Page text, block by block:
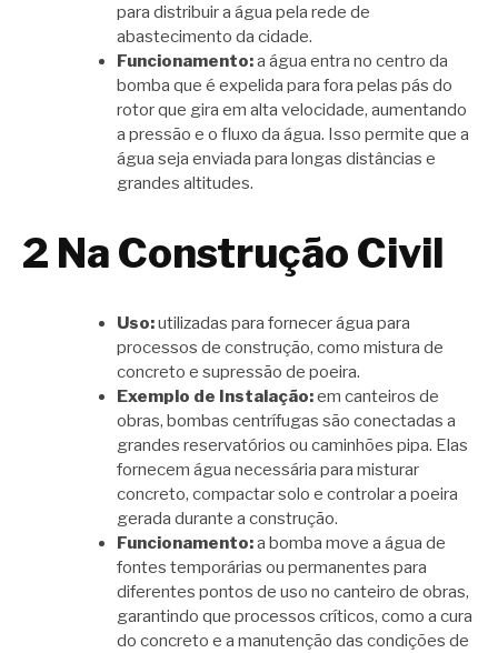
para distribuir a água pela rede de
abastecimento da cidade.
Funcionamento:a água entra no centro da
bomba que é expelida para fora pelas pás do
rotor que gira em alta velocidade, aumentando
a pressão e o fluxo da água. Isso permite que a
água seja enviada para longas distâncias e
grandes altitudes.
2 Na Construção Civil
Uso:utilizadas para fornecer água para
processos de construção, como mistura de
concreto e supressão de poeira.
Exemplo de Instalação:em canteiros de
obras, bombas centrífugas são conectadas a
grandes reservatórios ou caminhões pipa. Elas
fornecem água necessária para misturar
concreto, compactar solo e controlar a poeira
gerada durante a construção.
Funcionamento:a bomba move a água de
fontes temporárias ou permanentes para
diferentes pontos de uso no canteiro de obras,
garantindo que processos críticos, como a cura
do concreto e a manutenção das condições de